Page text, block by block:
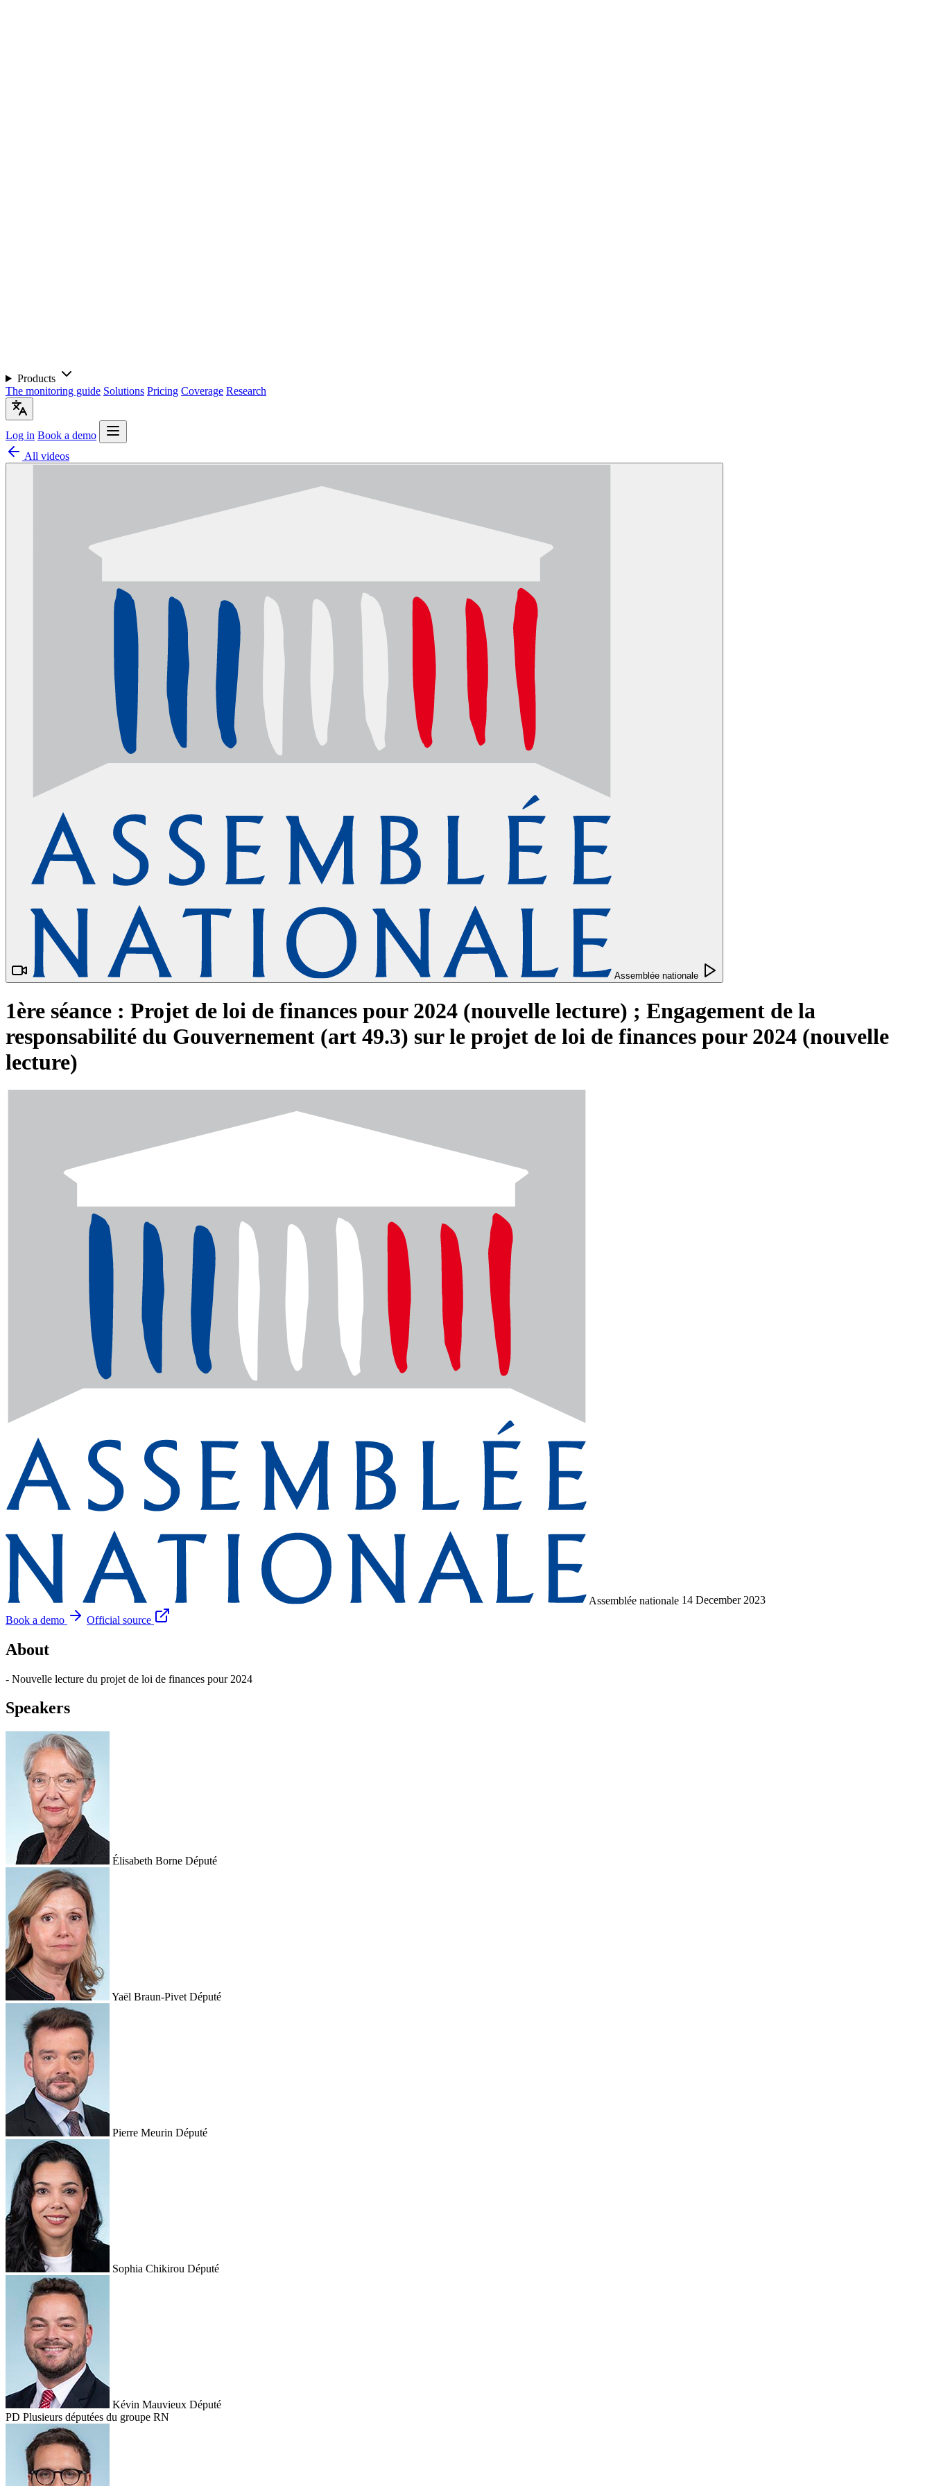
Products
The monitoring guide Solutions Pricing Coverage Research
Log in Book a demo
All videos
Assemblée nationale
1ère séance : Projet de loi de finances pour 2024 (nouvelle lecture) ; Engagement de la
responsabilité du Gouvernement (art 49.3) sur le projet de loi de finances pour 2024 (nouvelle
lecture)
Assemblée nationale 14 December 2023
Book a demo
Official source
About
- Nouvelle lecture du projet de loi de finances pour 2024
Speakers
Élisabeth Borne Député
Yaël Braun-Pivet Député
Pierre Meurin Député
Sophia Chikirou Député
Kévin Mauvieux Député
PD Plusieurs députées du groupe RN